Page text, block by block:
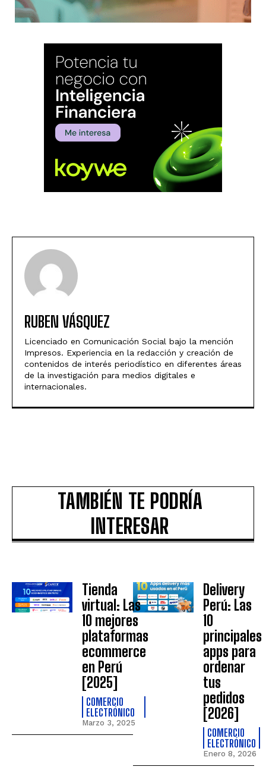
RUBEN VÁSQUEZ
Licenciado en Comunicación Social bajo la mención
Impresos. Experiencia en la redacción y creación de
contenidos de interés periodístico en diferentes áreas
de la investigación para medios digitales e
internacionales.
TAMBIÉN TE PODRÍA
INTERESAR
Tienda
virtual: Las
10 mejores
plataformas
ecommerce
en Perú
[2025]
COMERCIO
ELECTRÓNICO
Marzo 3, 2025
Delivery
Perú: Las
10
principales
apps para
ordenar
tus
pedidos
[2026]
COMERCIO
ELECTRÓNICO
Enero 8, 2026